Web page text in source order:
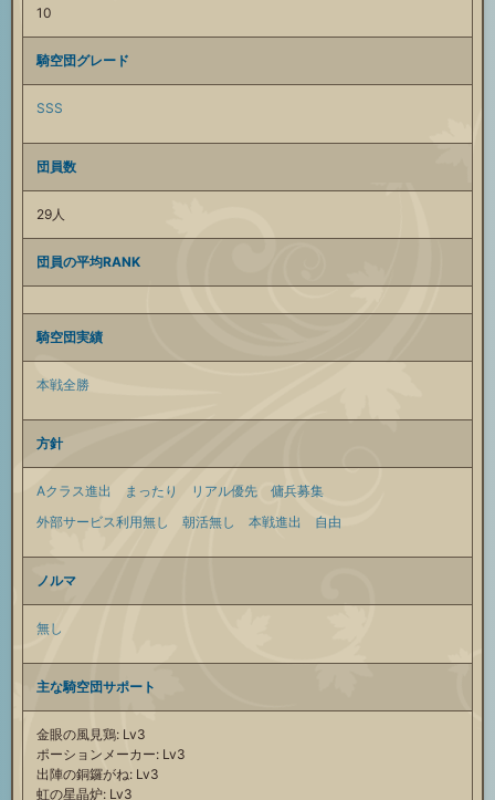
10
騎空団グレード
SSS
団員数
29人
団員の平均RANK
騎空団実績
本戦全勝
方針
Aクラス進出 まったり リアル優先
傭兵募集
外部サービス利用無し
朝活無し 本戦進出 自由
ノルマ
無し
主な騎空団サポート
金眼の風見鶏: Lv3
ポーションメーカー: Lv3
出陣の銅鑼がね: Lv3
虹の星晶炉: Lv3